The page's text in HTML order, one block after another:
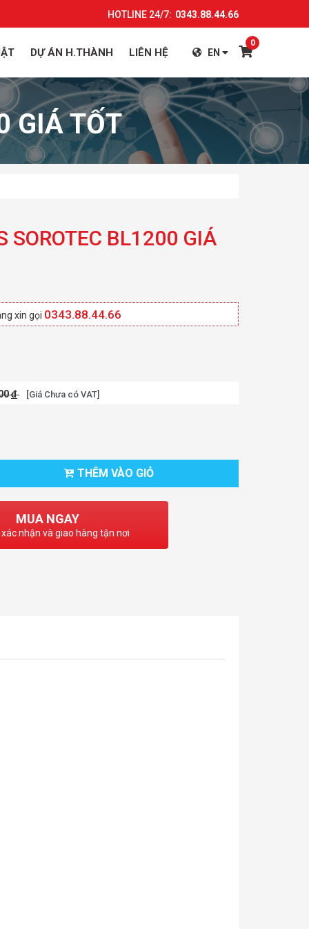
HOTLINE 24/7: 0343.88.44.66
DỰ ÁN H.THÀNH LIÊN HỆ EN
0
GIÁ TỐT
SOROTEC BL1200 GIÁ
xin gọi 0343.88.44.66
đ [Giá Chưa có VAT]
THÊM VÀO GIỎ
MUA NGAY
xác nhận và giao hàng tận nơi